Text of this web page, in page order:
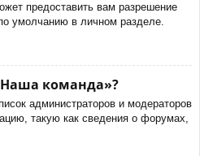
предоставить вам разрешение
умолчанию в личном разделе.
команда»?
администраторов и модераторов
такую как сведения о форумах,